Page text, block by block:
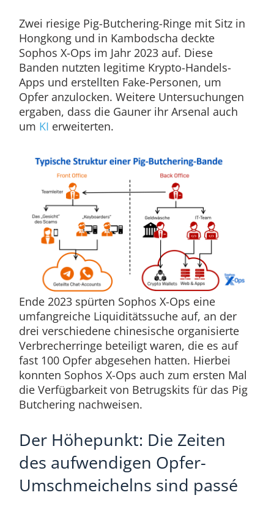
Zwei riesige Pig-Butchering-Ringe mit Sitz in
Hongkong und in Kambodscha deckte
Sophos X-Ops im Jahr 2023 auf. Diese
Banden nutzten legitime Krypto-Handels-
Apps und erstellten Fake-Personen, um
Opfer anzulocken. Weitere Untersuchungen
ergaben, dass die Gauner ihr Arsenal auch
um KI erweiterten.
Ende 2023 spürten Sophos X-Ops eine
umfangreiche Liquiditätssuche auf, an der
drei verschiedene chinesische organisierte
Verbrecherringe beteiligt waren, die es auf
fast 100 Opfer abgesehen hatten. Hierbei
konnten Sophos X-Ops auch zum ersten Mal
die Verfügbarkeit von Betrugskits für das Pig
Butchering nachweisen.
Der Höhepunkt: Die Zeiten
des aufwendigen Opfer-
Umschmeichelns sind passé